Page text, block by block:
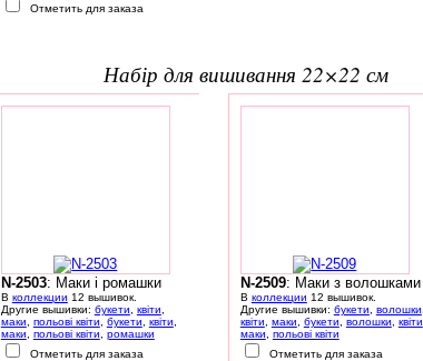
Отметить для заказа
набір для вишивання 22×22 см
N-2503: Маки і ромашки
В коллекции 12 вышивок.
Другие вышивки: букети квіти
маки
польові квіти букети квіти
маки
польові квіти
ромашки
Отметить для заказа
N-2509: Маки з волошками
В коллекции 12 вышивок.
Другие вышивки: букети волошки
квіти
маки букети волошки квіти
маки
польові квіти
Отметить для заказа